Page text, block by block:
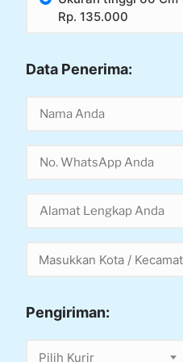
Rp. 135.000
Data Penerima:
Masukkan Kota /
Pengiriman:
Pilih Kurir